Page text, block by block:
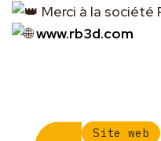
Merci à la société
www.rb3d.com
Site web